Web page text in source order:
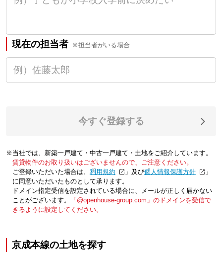
現在の担当者 ※担当者がいる場合
今すぐ登録する
※当社では、新築一戸建て・中古一戸建て・土地をご紹介しています。
賃貸物件のお取り扱いはございませんので、ご注意ください。
ご登録いただいた場合は、「利用規約 」及び「個人情報保護方針
」
に同意いただいたものとして承ります。
ドメイン指定受信を設定されている場合に、メールが正しく届かない
ことがございます。
「@openhouse-group.com」のドメインを受信で
きるように設定してください。
京成本線の土地を探す